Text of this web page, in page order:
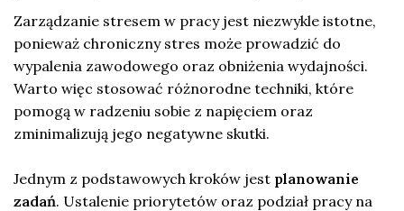
Zarządzanie stresem w pracy jest niezwykle istotne,
ponieważ chroniczny stres może prowadzić do
wypalenia zawodowego oraz obniżenia wydajności.
Warto więc stosować różnorodne techniki, które
pomogą w radzeniu sobie z napięciem oraz
zminimalizują jego negatywne skutki.
Jednym z podstawowych kroków jest planowanie
zadań. Ustalenie priorytetów oraz podział pracy na